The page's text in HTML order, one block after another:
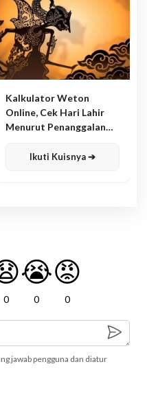
Kalkulator Weton
Online, Cek Hari Lahir
Menurut Penanggalan
Ikuti Kuisnya ➔
0
😭
0
😡
0
jawab pengguna dan diatur